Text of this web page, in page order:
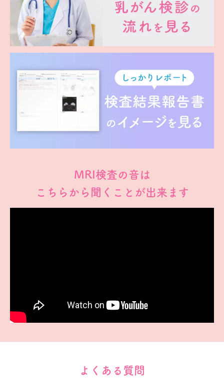
MRI検査の音は
こちらから聞くことが出来ます
よくある質問